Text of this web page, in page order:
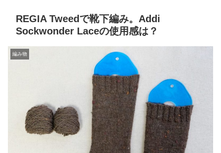
REGIA Tweedで靴下編み。Addi
Sockwonder Laceの使用感は？
編み物